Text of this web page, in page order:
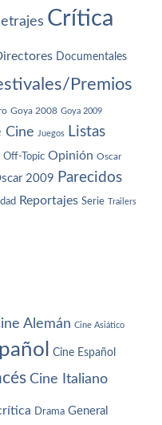
Crítica
Documentales
Premios
Goya 2008 Goya 2009
Cine Juegos Listas
Off-Topic Opinión Oscar
2009 Parecidos
Reportajes Serie Trailers
Alemán Cine Asiático
Cine Español
Cine Italiano
Drama General